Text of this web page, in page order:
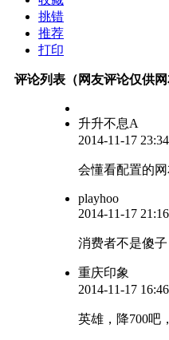
挑错
推荐
打印
评论列表（网友评论仅供
升升不息A
2014-11-17
会懂看配置的
playhoo
2014-11-17
消费者不是傻
重庆印象
2014-11-17
英雄，降700吧